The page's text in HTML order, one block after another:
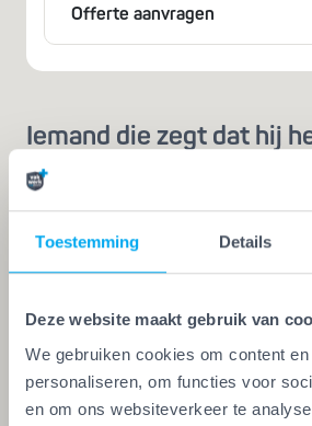
Toestemming Details
Deze website maakt gebruik van
We gebruiken cookies om content
personaliseren, om functies voor
en om ons websiteverkeer te
Offerte aanvragen
Iemand die zegt dat hij
geen vakman
Een echte vakman of -vrouw
Vakwerk Plusgarantie. Dit is hét
kwaliteitskeurmerk voor
aan de strengste kwaliteitseisen
keurmerk voeren. Zo ben je
duidelijke afspraken en zes